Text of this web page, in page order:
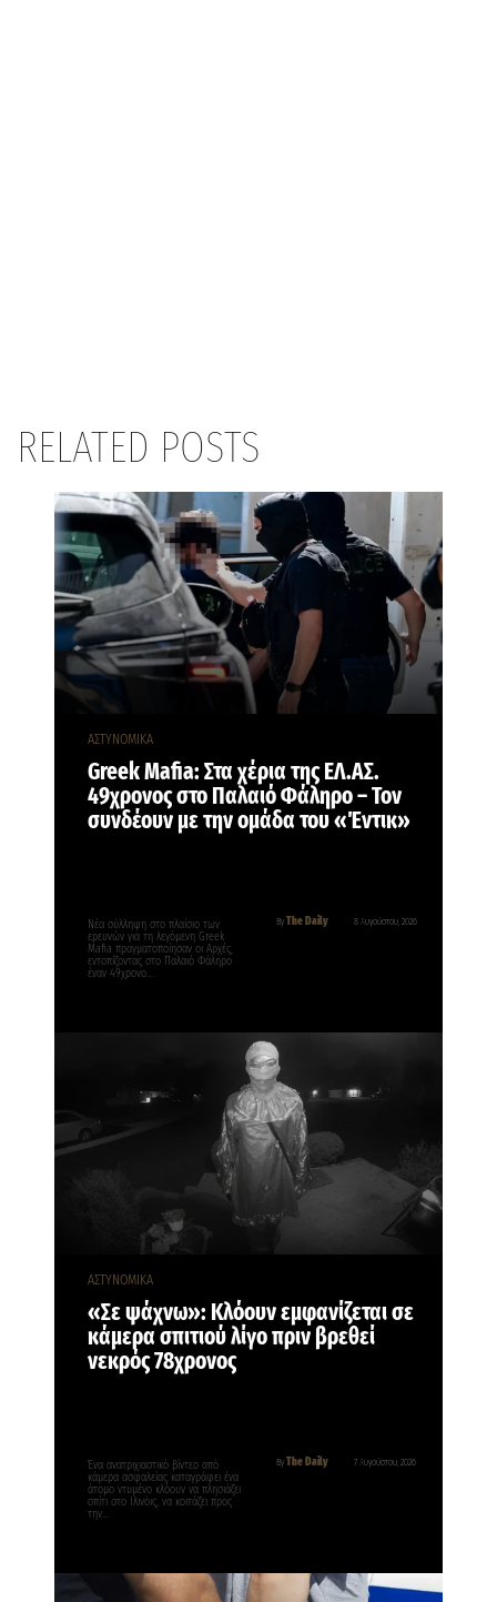
RELATED POSTS
ΑΣΤΥΝΟΜΙΚΑ
Greek Mafia: Στα χέρια της ΕΛ.ΑΣ.
49χρονος στο Παλαιό Φάληρο – Τον
συνδέουν με την ομάδα του «Έντικ»
By The Daily 8 Αυγούστου, 2026
Νέα σύλληψη στο πλαίσιο των
ερευνών για τη λεγόμενη Greek
Mafia πραγματοποίησαν οι Αρχές,
εντοπίζοντας στο Παλαιό Φάληρο
έναν 49χρονο…
ΑΣΤΥΝΟΜΙΚΑ
«Σε ψάχνω»: Κλόουν εμφανίζεται σε
κάμερα σπιτιού λίγο πριν βρεθεί
νεκρός 78χρονος
By The Daily 7 Αυγούστου, 2026
Ένα ανατριχιαστικό βίντεο από
κάμερα ασφαλείας καταγράφει ένα
άτομο ντυμένο κλόουν να πλησιάζει
σπίτι στο Ιλινόις, να κοιτάζει προς
την…